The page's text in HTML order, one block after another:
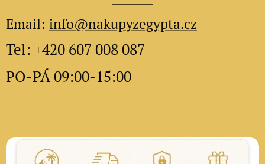
Email: info@nakupyzegypta.cz
Tel: +420 607 008 087
PO-PÁ 09:00-15:00